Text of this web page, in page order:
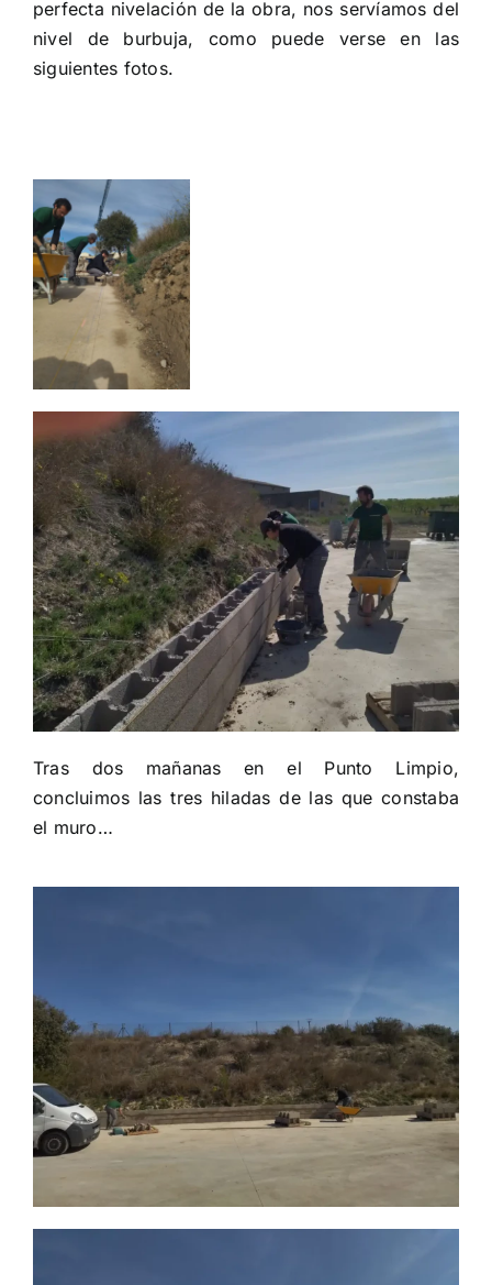
perfecta nivelación de la obra, nos servíamos del
nivel de burbuja, como puede verse en las
siguientes fotos.
Tras dos mañanas en el Punto Limpio,
concluimos las tres hiladas de las que constaba
el muro…